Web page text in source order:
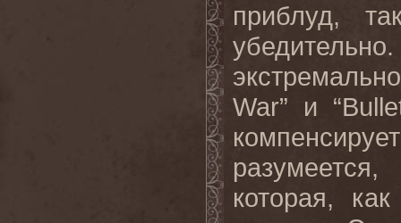
приблуд,
War” и
которая,